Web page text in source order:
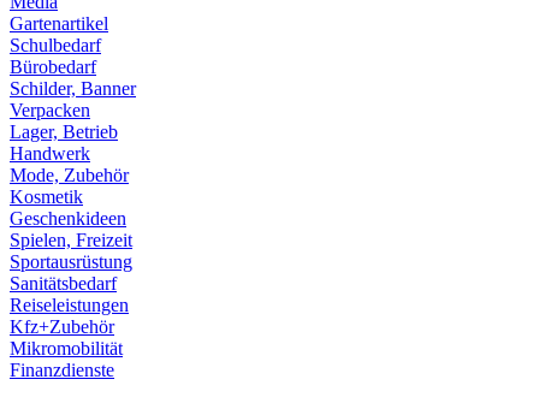
Gartenartikel
Schulbedarf
Bürobedarf
Schilder, Banner
Verpacken
Lager, Betrieb
Handwerk
Mode, Zubehör
Kosmetik
Geschenkideen
Spielen, Freizeit
Sportausrüstung
Sanitätsbedarf
Reiseleistungen
Kfz+Zubehör
Mikromobilität
Finanzdienste